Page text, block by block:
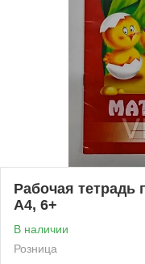
Рабочая тетрадь
А4, 6+
В наличии
Розница